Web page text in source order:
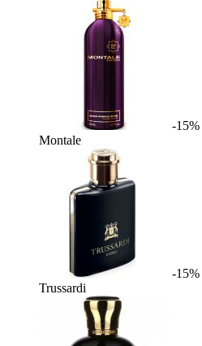
-15%
Montale
-15%
Trussardi